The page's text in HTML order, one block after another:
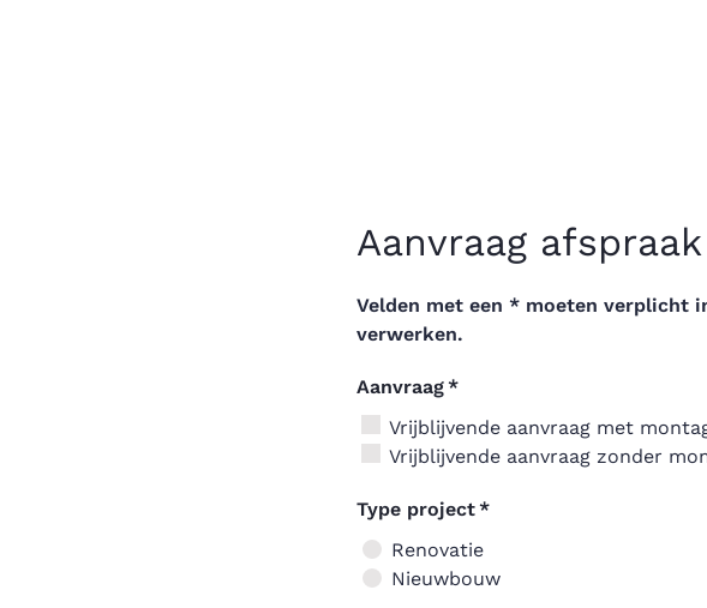
Aanvraag afspraak
Velden met een * moeten verplicht
verwerken.
Aanvraag*
Vrijblijvende aanvraag met
Vrijblijvende aanvraag zonder
Type project*
Renovatie
Nieuwbouw